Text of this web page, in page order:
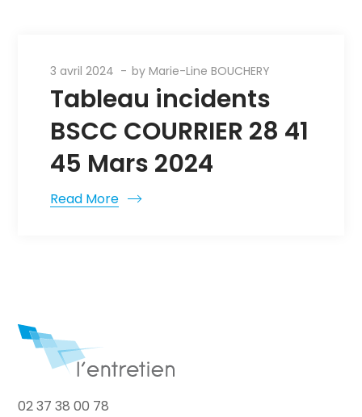
3 avril 2024 byMarie-Line BOUCHERY
Tableau incidents
BSCC COURRIER 28 41
45 Mars 2024
Read More
02 37 38 00 78